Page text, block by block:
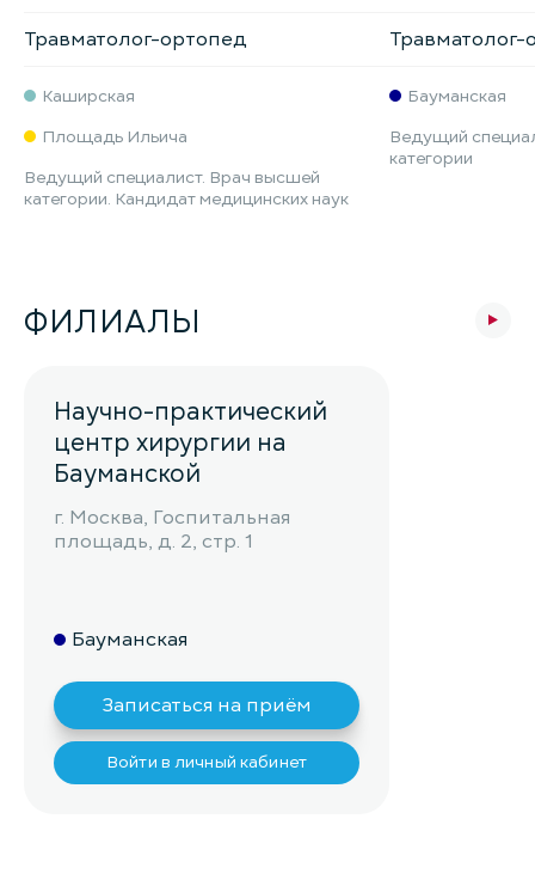
Травматолог-ортопед
Каширская
Площадь Ильича
Ведущий специалист. Врач высшей
категории. Кандидат медицинских наук
Бауманская
Ведущий
категории
ФИЛИАЛЫ
Научно-практический
центр хирургии на
Бауманской
г. Москва, Госпитальная
площадь, д. 2, стр. 1
Бауманская
Записаться на приём
Войти в личный кабинет